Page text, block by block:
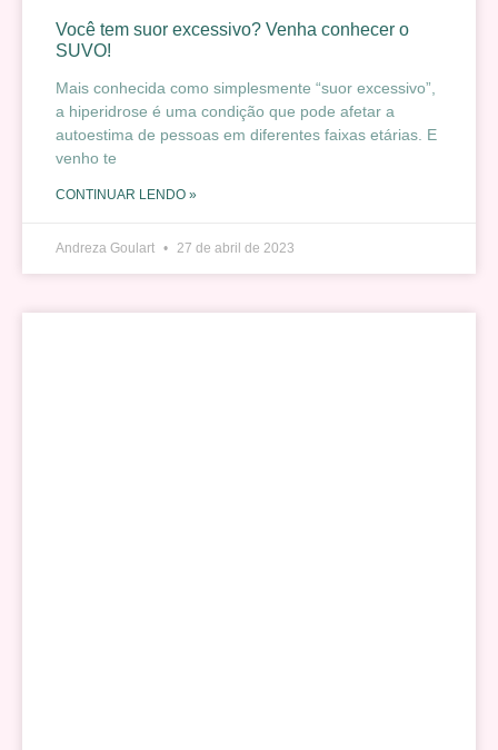
Você tem suor excessivo? Venha conhecer o
SUVO!
Mais conhecida como simplesmente “suor excessivo”,
a hiperidrose é uma condição que pode afetar a
autoestima de pessoas em diferentes faixas etárias. E
venho te
CONTINUAR LENDO »
Andreza Goulart 27 de abril de 2023